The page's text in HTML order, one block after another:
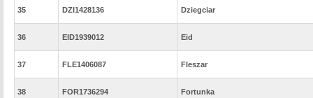
35 DZI1428136 Dziegciar
36 EID1939012 Eid
37 FLE1406087 Fleszar
38 FOR1736294 Fortunka